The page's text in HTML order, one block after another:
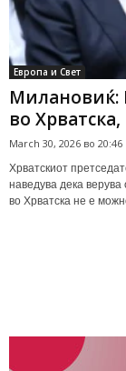
Европа и Свет
Милановиќ:
во
March 30, 2026 во 20:46
Хрватскиот
наведува дека
во Хрватска не е